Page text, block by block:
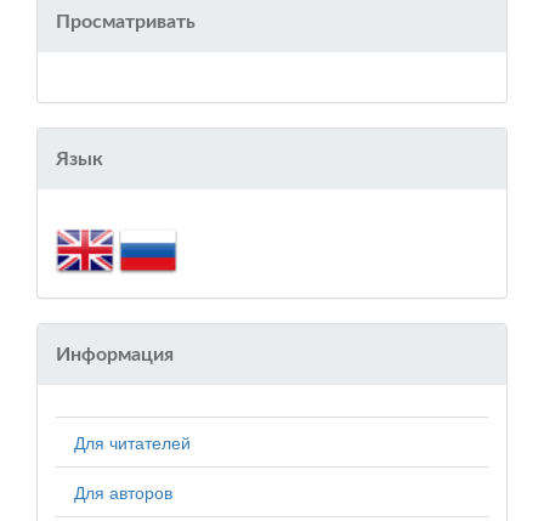
Просматривать
Язык
Информация
Для читателей
Для авторов